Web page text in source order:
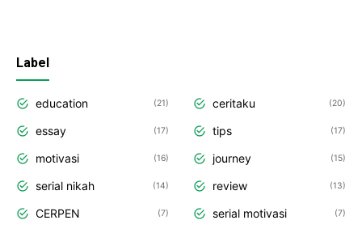
Label
education 21 ceritaku 20
essay 17 tips 17
motivasi 16 journey 15
serial nikah 14 review 13
CERPEN 7 serial motivasi 7